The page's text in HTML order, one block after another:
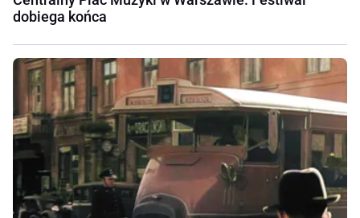
dobiega końca